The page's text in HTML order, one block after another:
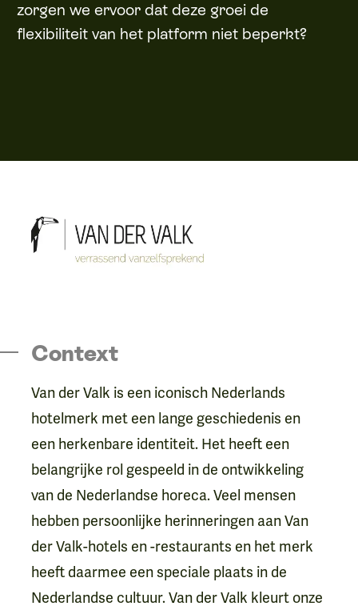
zorgen we ervoor dat deze groei de
flexibiliteit van het platform niet beperkt?
Context
Van der Valk is een iconisch Nederlands
hotelmerk met een lange geschiedenis en
een herkenbare identiteit. Het heeft een
belangrijke rol gespeeld in de ontwikkeling
van de Nederlandse horeca. Veel mensen
hebben persoonlijke herinneringen aan Van
der Valk-hotels en -restaurants en het merk
heeft daarmee een speciale plaats in de
Nederlandse cultuur. Van der Valk kleurt onze